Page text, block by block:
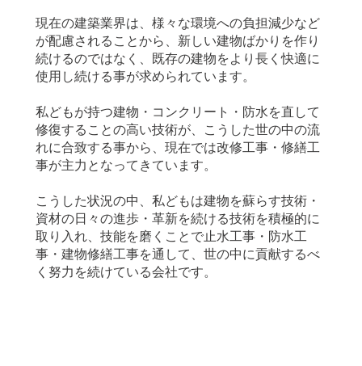
現在の建築業界は、様々な環境への負担減少など
が配慮されることから、新しい建物ばかりを作り
続けるのではなく、既存の建物をより長く快適に
使用し続ける事が求められています。
私どもが持つ建物・コンクリート・防水を直して
修復することの高い技術が、こうした世の中の流
れに合致する事から、現在では改修工事・修繕工
事が主力となってきています。
​こうした状況の中、私どもは建物を蘇らす技術・
資材の日々の進歩・革新を続ける技術を積極的に
取り入れ、技能を磨くことで止水工事・防水工
事・建物修繕工事を通して、世の中に貢献するべ
く努力を続けている会社です。